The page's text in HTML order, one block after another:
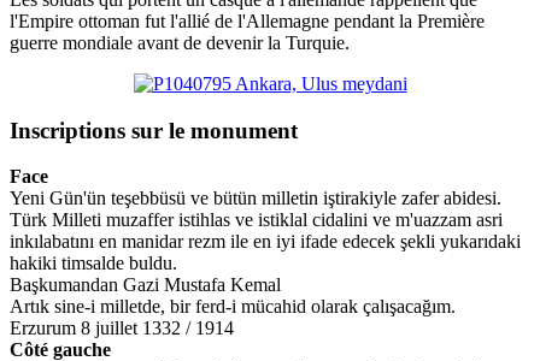
l'Empire ottoman fut l'allié de l'Allemagne pendant la Première
guerre mondiale avant de devenir la Turquie.
Inscriptions sur le monument
Face
Yeni Gün'ün teşebbüsü ve bütün milletin iştirakiyle zafer abidesi.
Türk Milleti muzaffer istihlas ve istiklal cidalini ve m'uazzam asri
inkılabatını en manidar rezm ile en iyi ifade edecek şekli yukarıdaki
hakiki timsalde buldu.
Başkumandan Gazi Mustafa Kemal
Artık sine-i milletde, bir ferd-i mücahid olarak çalışacağım.
Erzurum 8 juillet 1332 / 1914
Côté gauche